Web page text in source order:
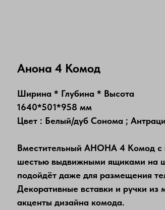
Анона 4 Комод
Ширина * Глубина * Высота
1640*501*958 мм
Цвет : Белый/дуб Сонома ;
Вместительный АНОНА 4 Комод с
шестью выдвижными ящиками на
подойдёт даже для размещения
Декоративные вставки и ручки из
акценты дизайна комода.